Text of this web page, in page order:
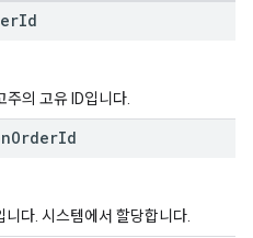
Id
의 고유 ID입니다.
OrderId
다. 시스템에서 할당합니다.